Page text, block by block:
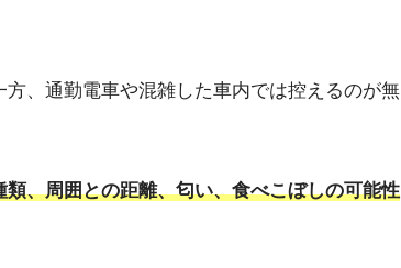
、通勤電車や混雑した車内では控えるのが無
、周囲との距離、匂い、食べこぼしの可能性